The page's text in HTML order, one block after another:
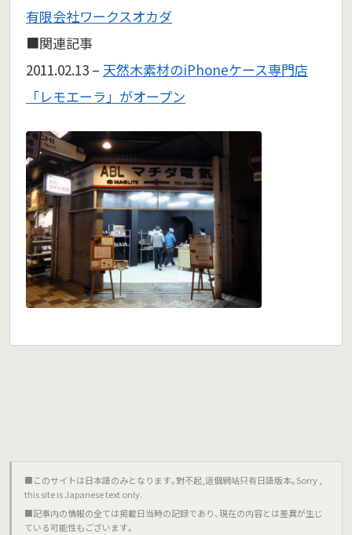
有限会社ワークスオカダ
■関連記事
2011.02.13 – 天然木素材のiPhoneケース専門店
「レモエーラ」がオープン
■このサイトは日本語のみとなります｡對不起,這個網站只有日語版本｡Sorry ,
this site is Japanese text only.
■記事内の情報の全ては掲載日当時の記録であり､現在の内容とは差異が生じ
ている可能性もございます｡